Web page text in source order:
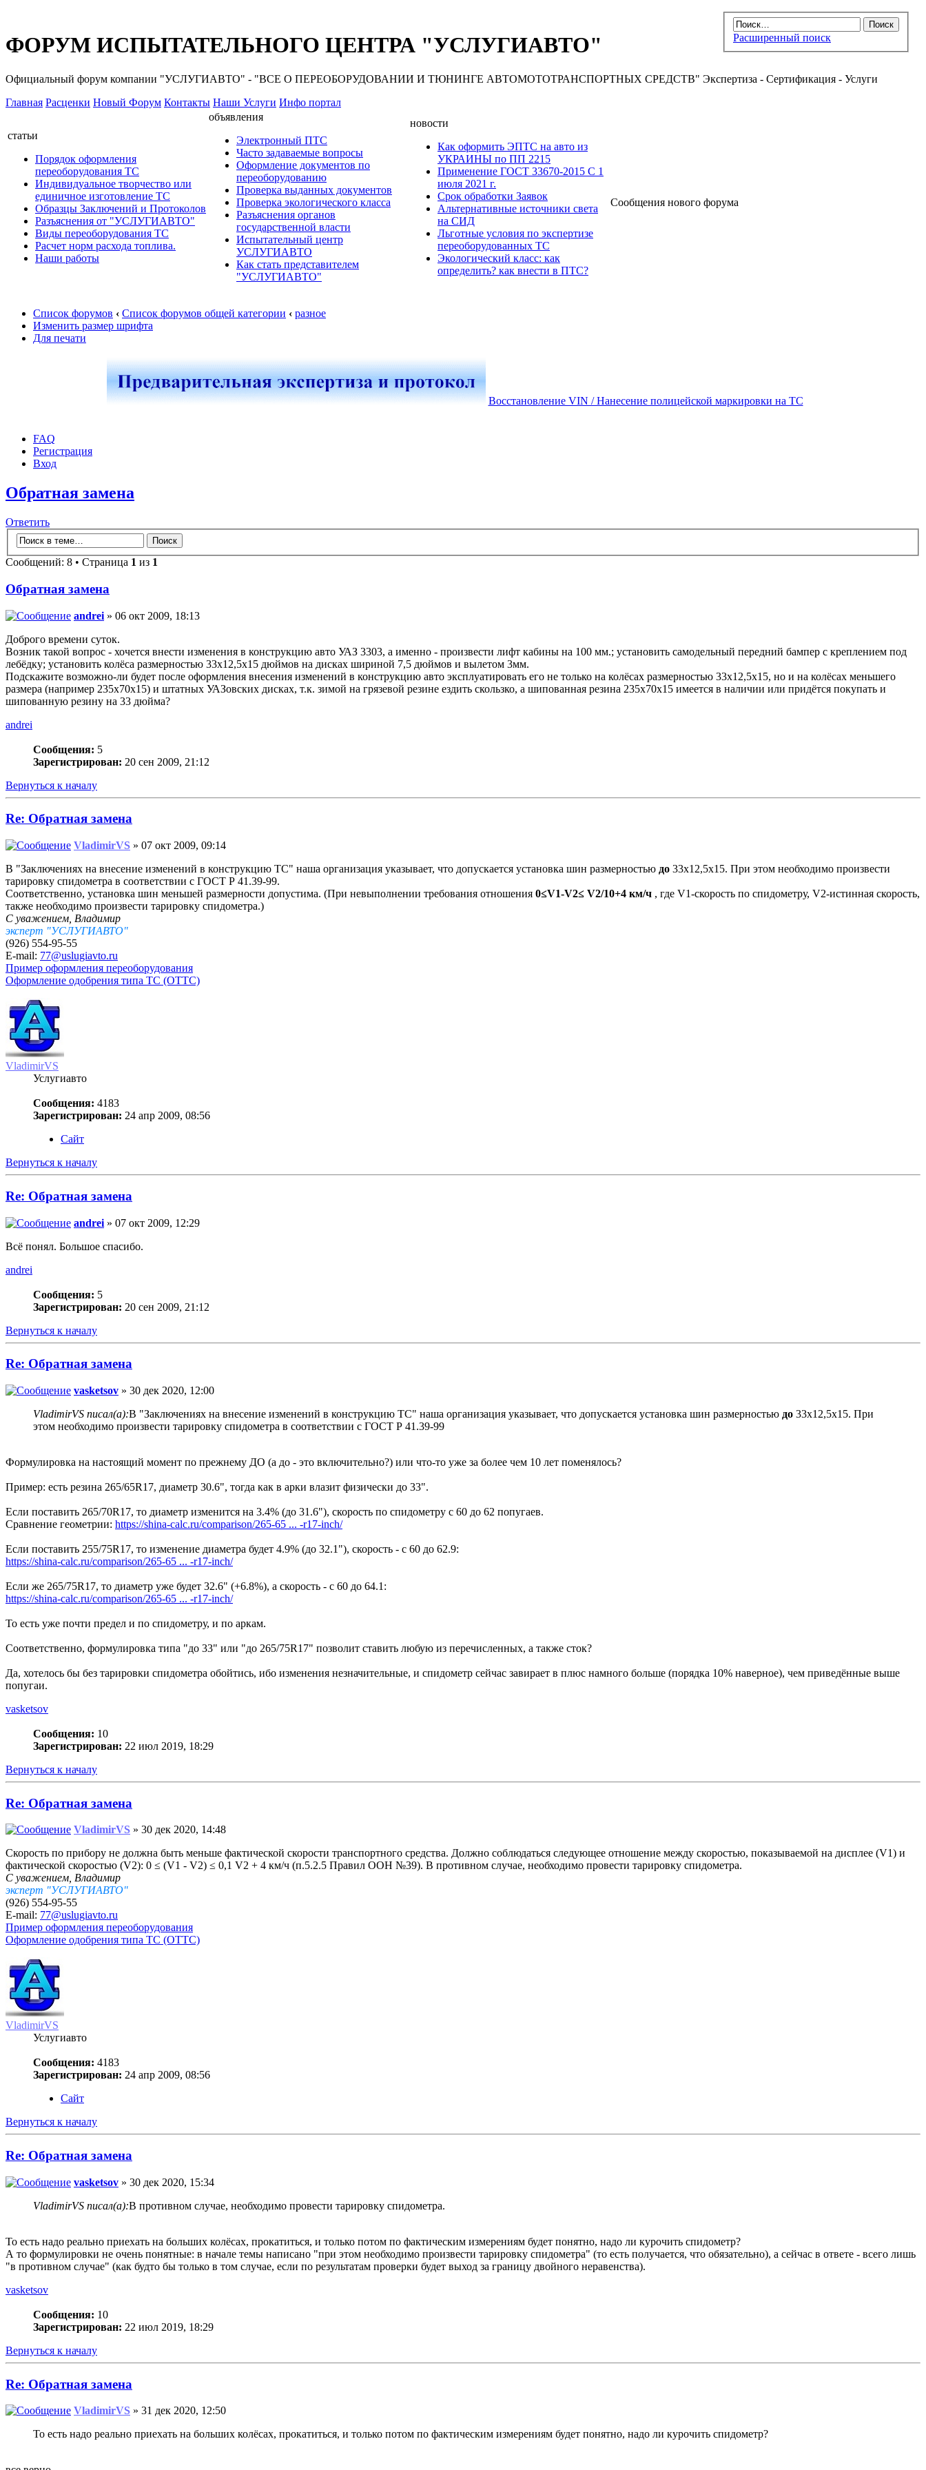
Расширенный поиск
ФОРУМ ИСПЫТАТЕЛЬНОГО ЦЕНТРА "УСЛУГИАВТО"
Официальный форум компании "УСЛУГИАВТО" - "ВСЕ О ПЕРЕОБОРУДОВАНИИ И ТЮНИНГЕ АВТОМОТОТРАНСПОРТНЫХ СРЕДСТВ" Экспертиза - Сертификация - Услуги
Главная Расценки Новый Форум Контакты Наши Услуги Инфо портал
статьи
Порядок оформления
переоборудования ТС
Индивидуальное творчество или
единичное изготовление ТС
Образцы Заключений и Протоколов
Разъяснения от "УСЛУГИАВТО"
Виды переоборудования ТС
Расчет норм расхода топлива.
Наши работы
объявления
Электронный ПТС
Часто задаваемые вопросы
Оформление документов по
переоборудованию
Проверка выданных документов
Проверка экологического класса
Разъяснения органов
государственной власти
Испытательный центр
УСЛУГИАВТО
Как стать представителем
"УСЛУГИАВТО"
новости
Как оформить ЭПТС на авто из
УКРАИНЫ по ПП 2215
Применение ГОСТ 33670-2015 С 1
июля 2021 г.
Срок обработки Заявок
Альтернативные источники света
на СИД
Льготные условия по экспертизе
переоборудованных ТС
Экологический класс: как
определить? как внести в ПТС?
Сообщения нового форума
Список форумов ‹ Список форумов общей категории ‹ разное
Изменить размер шрифта
Для печати
Восстановление VIN / Нанесение полицейской маркировки на ТС
FAQ
Регистрация
Вход
Обратная замена
Ответить
Сообщений: 8 • Страница 1 из 1
Обратная замена
andrei » 06 окт 2009, 18:13
Доброго времени суток.
Возник такой вопрос - хочется внести изменения в конструкцию авто УАЗ 3303, а именно - произвести лифт кабины на 100 мм.; установить самодельный передний бампер с креплением под
лебёдку; установить колёса размерностью 33х12,5х15 дюймов на дисках шириной 7,5 дюймов и вылетом 3мм.
Подскажите возможно-ли будет после оформления внесения изменений в конструкцию авто эксплуатировать его не только на колёсах размерностью 33х12,5х15, но и на колёсах меньшего
размера (например 235х70х15) и штатных УАЗовских дисках, т.к. зимой на грязевой резине ездить скользко, а шипованная резина 235х70х15 имеется в наличии или придётся покупать и
шипованную резину на 33 дюйма?
andrei
Сообщения: 5
Зарегистрирован: 20 сен 2009, 21:12
Вернуться к началу
Re: Обратная замена
VladimirVS » 07 окт 2009, 09:14
В "Заключениях на внесение изменений в конструкцию ТС" наша организация указывает, что допускается установка шин размерностью до 33х12,5х15. При этом необходимо произвести
тарировку спидометра в соответствии с ГОСТ Р 41.39-99.
Соответственно, установка шин меньшей размерности допустима. (При невыполнении требования отношения 0≤V1-V2≤ V2/10+4 км/ч , где V1-скорость по спидометру, V2-истинная скорость,
также необходимо произвести тарировку спидометра.)
С уважением, Владимир
эксперт "УСЛУГИАВТО"
(926) 554-95-55
E-mail: 77@uslugiavto.ru
Пример оформления переоборудования
Оформление одобрения типа ТС (ОТТС)
VladimirVS
Услугиавто
Сообщения: 4183
Зарегистрирован: 24 апр 2009, 08:56
Сайт
Вернуться к началу
Re: Обратная замена
andrei » 07 окт 2009, 12:29
Всё понял. Большое спасибо.
andrei
Сообщения: 5
Зарегистрирован: 20 сен 2009, 21:12
Вернуться к началу
Re: Обратная замена
vasketsov » 30 дек 2020, 12:00
VladimirVS писал(а):В "Заключениях на внесение изменений в конструкцию ТС" наша организация указывает, что допускается установка шин размерностью до 33х12,5х15. При
этом необходимо произвести тарировку спидометра в соответствии с ГОСТ Р 41.39-99
Формулировка на настоящий момент по прежнему ДО (а до - это включительно?) или что-то уже за более чем 10 лет поменялось?
Пример: есть резина 265/65R17, диаметр 30.6", тогда как в арки влазит физически до 33".
Если поставить 265/70R17, то диаметр изменится на 3.4% (до 31.6"), скорость по спидометру с 60 до 62 попугаев.
Сравнение геометрии: https://shina-calc.ru/comparison/265-65 ... -r17-inch/
Если поставить 255/75R17, то изменение диаметра будет 4.9% (до 32.1"), скорость - с 60 до 62.9:
https://shina-calc.ru/comparison/265-65 ... -r17-inch/
Если же 265/75R17, то диаметр уже будет 32.6" (+6.8%), а скорость - с 60 до 64.1:
https://shina-calc.ru/comparison/265-65 ... -r17-inch/
То есть уже почти предел и по спидометру, и по аркам.
Соответственно, формулировка типа "до 33" или "до 265/75R17" позволит ставить любую из перечисленных, а также сток?
Да, хотелось бы без тарировки спидометра обойтись, ибо изменения незначительные, и спидометр сейчас завирает в плюс намного больше (порядка 10% наверное), чем приведённые выше
попугаи.
vasketsov
Сообщения: 10
Зарегистрирован: 22 июл 2019, 18:29
Вернуться к началу
Re: Обратная замена
VladimirVS » 30 дек 2020, 14:48
Скорость по прибору не должна быть меньше фактической скорости транспортного средства. Должно соблюдаться следующее отношение между скоростью, показываемой на дисплее (V1) и
фактической скоростью (V2): 0 ≤ (V1 - V2) ≤ 0,1 V2 + 4 км/ч (п.5.2.5 Правил ООН №39). В противном случае, необходимо провести тарировку спидометра.
С уважением, Владимир
эксперт "УСЛУГИАВТО"
(926) 554-95-55
E-mail: 77@uslugiavto.ru
Пример оформления переоборудования
Оформление одобрения типа ТС (ОТТС)
VladimirVS
Услугиавто
Сообщения: 4183
Зарегистрирован: 24 апр 2009, 08:56
Сайт
Вернуться к началу
Re: Обратная замена
vasketsov » 30 дек 2020, 15:34
VladimirVS писал(а):В противном случае, необходимо провести тарировку спидометра.
То есть надо реально приехать на больших колёсах, прокатиться, и только потом по фактическим измерениям будет понятно, надо ли курочить спидометр?
А то формулировки не очень понятные: в начале темы написано "при этом необходимо произвести тарировку спидометра" (то есть получается, что обязательно), а сейчас в ответе - всего лишь
"в противном случае" (как будто бы только в том случае, если по результатам проверки будет выход за границу двойного неравенства).
vasketsov
Сообщения: 10
Зарегистрирован: 22 июл 2019, 18:29
Вернуться к началу
Re: Обратная замена
VladimirVS » 31 дек 2020, 12:50
То есть надо реально приехать на больших колёсах, прокатиться, и только потом по фактическим измерениям будет понятно, надо ли курочить спидометр?